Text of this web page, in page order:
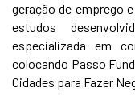
geração de emprego
estudos
especializada em
colocando Passo
Cidades para Fazer